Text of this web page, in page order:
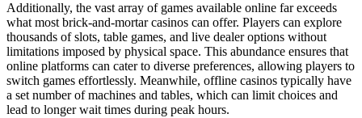
Additionally, the vast array of games available online far exceeds
what most brick-and-mortar casinos can offer. Players can explore
thousands of slots, table games, and live dealer options without
limitations imposed by physical space. This abundance ensures that
online platforms can cater to diverse preferences, allowing players to
switch games effortlessly. Meanwhile, offline casinos typically have
a set number of machines and tables, which can limit choices and
lead to longer wait times during peak hours.